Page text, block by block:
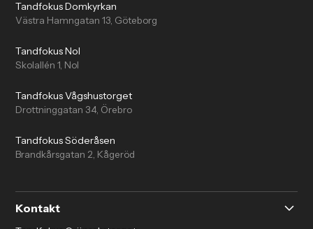
Tandfokus Domkyrkan
Västra Hamngatan 13, Göteborg
Tandfokus Nol
Skolallén 1, Nol
Tandfokus Vågshustorget
Drottninggatan 34, Örebro
Tandfokus Söderåsen
Brandkårsgatan 2, Kågeröd
Kontakt